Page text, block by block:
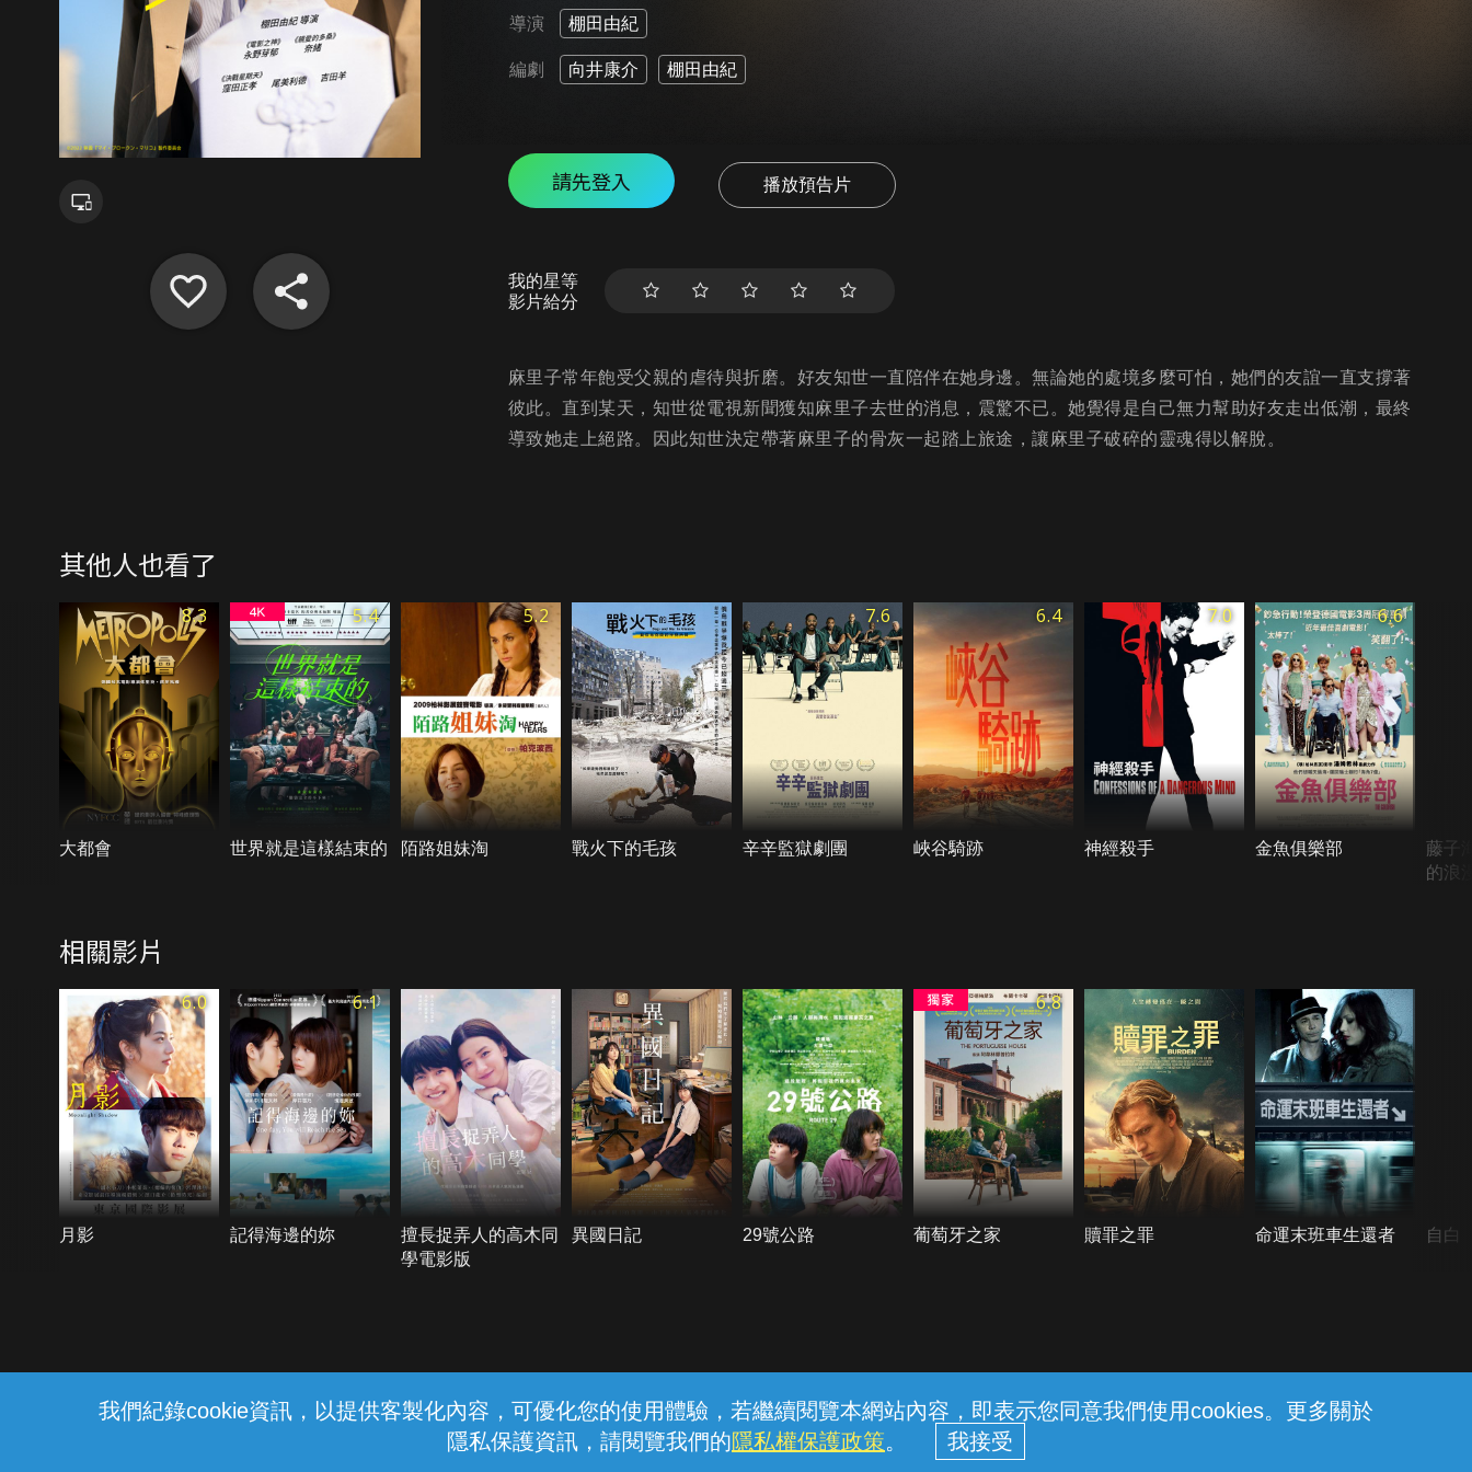
我們紀錄cookie資訊，以提供客製化內容，可優化您的使用體驗，若繼續閱覽本網站內容，即表示您同意我們使用cookies。更多關於
隱私保護資訊，請閱覽我們的隱私權保護政策。
導演 棚田由紀
編劇 向井康介 棚田由紀
請先登入 播放預告片
我的星等
影片給分
麻里子常年飽受父親的虐待與折磨。好友知世一直陪伴在她身邊。無論她的處境多麼可怕，她們的友誼一直支撐著
彼此。直到某天，知世從電視新聞獲知麻里子去世的消息，震驚不已。她覺得是自己無力幫助好友走出低潮，最終
導致她走上絕路。因此知世決定帶著麻里子的骨灰一起踏上旅途，讓麻里子破碎的靈魂得以解脫。
其他人也看了
8.3
大都會
5.4
世界就是這樣結束的
5.2
陌路姐妹淘 戰火下的毛孩
7.6
辛辛監獄劇團
6.4
峽谷騎跡
7.0
神經殺手
6.6
金魚俱樂部
藤子
的浪
相關影片
6.0
月影
6.1
記得海邊的妳
擅長捉弄人的高木同
學電影版
異國日記 29號公路
6.8
葡萄牙之家 贖罪之罪 命運末班車生還者 自白
線上客服 服務條款 隱私權保護
中華電信股份有限公司個人家庭分公司 (統一編號：96979949) © 2026